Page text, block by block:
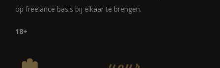
op freelance basis bij elkaar te brengen.
18+